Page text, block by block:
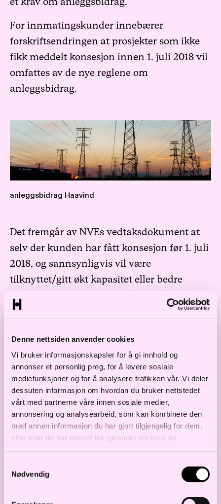
Denne nettsiden anvender cookies
Vi bruker informasjonskapsler for å gi innhold og
annonser et personlig preg, for å levere sosiale
mediefunksjoner og for å analysere trafikken vår. Vi deler
dessuten informasjon om hvordan du bruker nettstedet
vårt med partnerne våre innen sosiale medier,
annonsering og analysearbeid, som kan kombinere den
med annen informasjon du har gjort tilgjengelig for dem,
eller som de har samlet inn gjennom din bruk av
Nødvendig
et krav om anleggsbidrag.
For innmatingskunder innebærer
forskriftsendringen at prosjekter som ikke
fikk meddelt konsesjon innen 1. juli 2018 vil
omfattes av de nye reglene om
anleggsbidrag.
anleggsbidrag Haavind
Det fremgår av NVEs vedtaksdokument at
selv der kunden har fått konsesjon før 1. juli
2018, og sannsynligvis vil være
tilknyttet/gitt økt kapasitet eller bedre
kvalitet før 1. juli 2022, skal nettselskapene
gi et estimat for anleggsbidrag kunden ville
Dette skyldes at kriteriet i bokstav b) har et
perspektiv på fire år frem i tid, og det kan
oppstå planendringer i denne perioden.
Nettselskapet skal da ikke kunne kreve
kunden for anleggsbidrag hvis det ikke på
forhånd har blitt informert om muligheten
Det er ikke usannsynlig at det vil oppstå
tilfeller av prosjekter som har fått konsesjon